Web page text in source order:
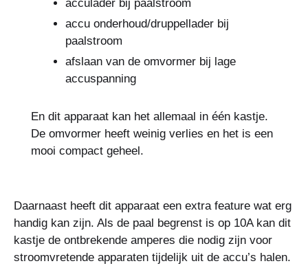
acculader bij paalstroom
accu onderhoud/druppellader bij
paalstroom
afslaan van de omvormer bij lage
accuspanning
En dit apparaat kan het allemaal in één kastje.
De omvormer heeft weinig verlies en het is een
mooi compact geheel.
Daarnaast heeft dit apparaat een extra feature wat erg
handig kan zijn. Als de paal begrenst is op 10A kan dit
kastje de ontbrekende amperes die nodig zijn voor
stroomvretende apparaten tijdelijk uit de accu’s halen.